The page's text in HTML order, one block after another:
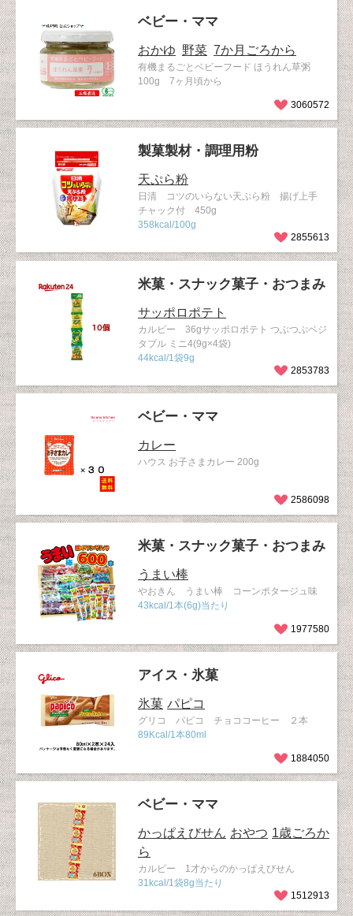
ベビー・ママ
おかゆ 野菜 7か月ごろから
有機まるごとベビーフード ほうれん草粥
100g 7ヶ月頃から
3060572
製菓製材・調理用粉
天ぷら粉
日清 コツのいらない天ぷら粉 揚げ上手
チャック付 450g
358kcal/100g
2855613
米菓・スナック菓子・おつまみ
サッポロポテト
カルビー 36gサッポロポテト つぶつぶベジ
タブル ミニ4(9g×4袋)
44kcal/1袋9g
2853783
ベビー・ママ
カレー
ハウス お子さまカレー 200g
2586098
米菓・スナック菓子・おつまみ
うまい棒
やおきん うまい棒 コーンポタージュ味
43kcal/1本(6g)当たり
1977580
アイス・氷菓
氷菓 パピコ
グリコ パピコ チョココーヒー ２本
89Kcal/1本80ml
1884050
ベビー・ママ
かっぱえびせん おやつ 1歳ごろか
ら
カルビー 1才からのかっぱえびせん
31kcal/1袋8g当たり
1512913